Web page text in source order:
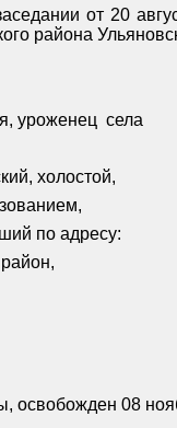
от 20
района
уроженец села
холостой,
по адресу:
08